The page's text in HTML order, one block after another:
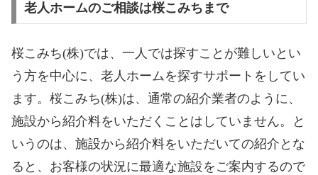
老人ホームのご相談は桜こみちまで
桜こみち(株)では、一人では探すことが難しいとい
う方を中心に、老人ホームを探すサポートをしてい
ます。桜こみち(株)は、通常の紹介業者のように、
施設から紹介料をいただくことはしていません。と
いうのは、施設から紹介料をいただいての紹介とな
ると、お客様の状況に最適な施設をご案内するので